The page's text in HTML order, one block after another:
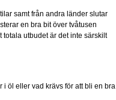
samt från andra länder slutar
en bra bit över tvåtusen
utbudet är det inte särskilt
i öl eller vad krävs för att bli en bra